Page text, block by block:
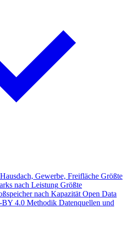
Gewerbe, Freifläche Größte
nach Leistung Größte
nach Kapazität Open Data
BY 4.0 Methodik Datenquellen und